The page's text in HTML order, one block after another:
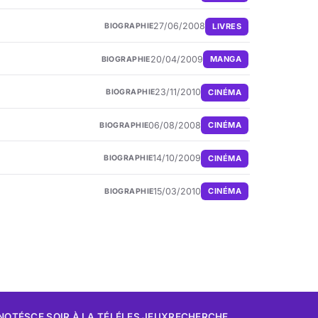
BIOGRAPHIE27/06/2008 LIVRES
BIOGRAPHIE20/04/2009 MANGA
BIOGRAPHIE23/11/2010 CINÉMA
BIOGRAPHIE06/08/2008 CINÉMA
BIOGRAPHIE14/10/2009 CINÉMA
BIOGRAPHIE15/03/2010 CINÉMA